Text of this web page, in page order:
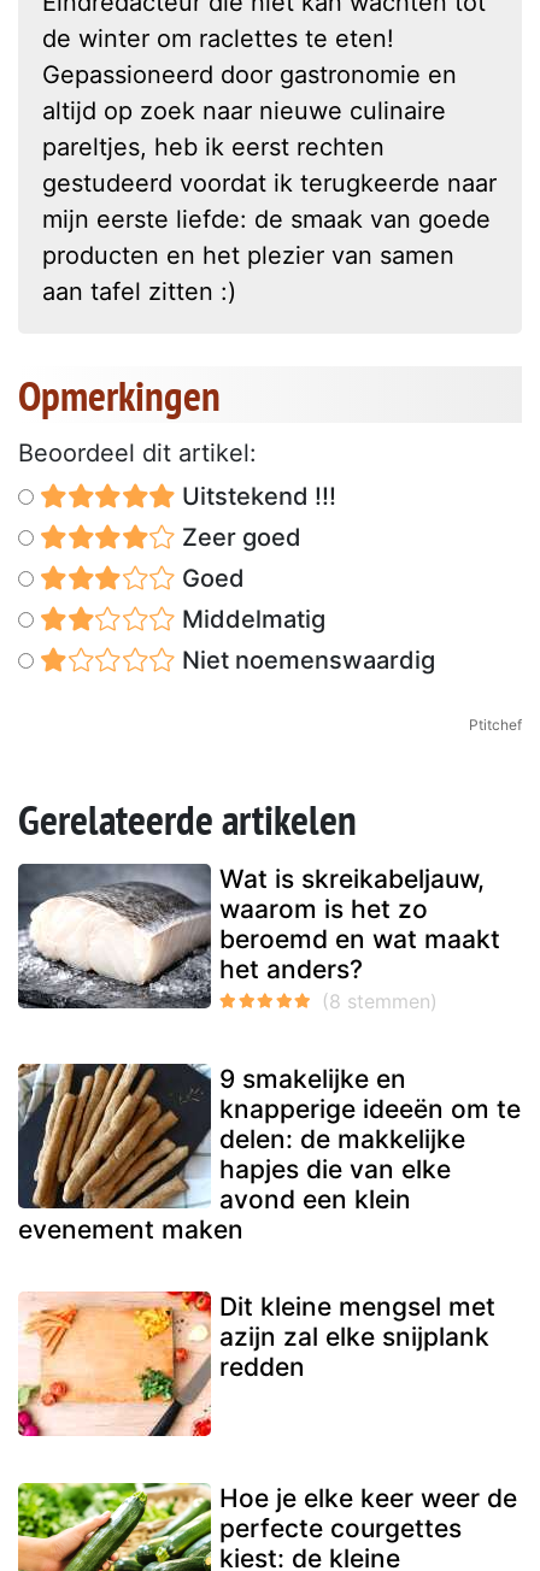
de winter om raclettes te eten!
Gepassioneerd door gastronomie en
altijd op zoek naar nieuwe culinaire
pareltjes, heb ik eerst rechten
gestudeerd voordat ik terugkeerde naar
mijn eerste liefde: de smaak van goede
producten en het plezier van samen
aan tafel zitten :)
Opmerkingen
Beoordeel dit artikel:
Uitstekend !!!
Zeer goed
Goed
Middelmatig
Niet noemenswaardig
Ptitchef
Gerelateerde artikelen
Wat is skreikabeljauw,
waarom is het zo
beroemd en wat maakt
het anders?
9 smakelijke en
knapperige ideeën om te
delen: de makkelijke
hapjes die van elke
avond een klein
evenement maken
Dit kleine mengsel met
azijn zal elke snijplank
redden
Hoe je elke keer weer de
perfecte courgettes
kiest: de kleine